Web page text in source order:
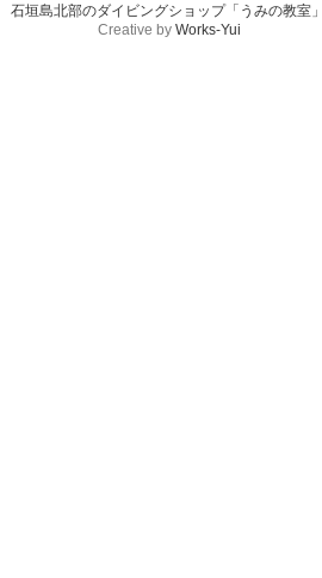
石垣島北部のダイビングショップ「うみの教室
Creative by Works-Yui